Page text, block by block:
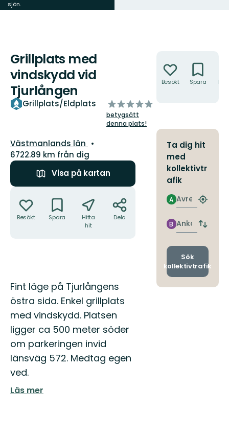
sjön.
Grillplats med
vindskydd vid
Tjurlången
Grillplats/Eldplats
av
5
stjärnor
betygsätt
denna plats!
Län:
Västmanlands län
6722.89 km från dig
Visa på kartan
Besökt Spara
Hitta
hit
Dela
Beskrivning
Fint läge på Tjurlångens
östra sida. Enkel grillplats
med vindskydd. Platsen
ligger ca 500 meter söder
om parkeringen invid
länsväg 572. Medtag egen
ved.
Läs mer
Besökt Spara
Ta dig hit
med
kollektivtr
afik
Avresa
A
Hitta
Ankomst
B
Byt
och
Sök
kollektivtrafik